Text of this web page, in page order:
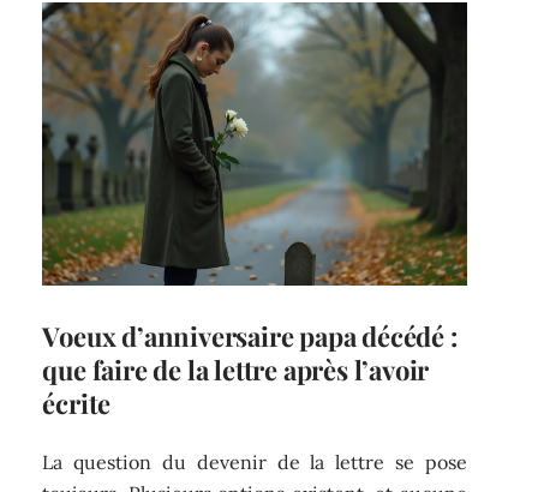
Voeux d’anniversaire papa décédé :
que faire de la lettre après l’avoir
écrite
La question du devenir de la lettre se pose